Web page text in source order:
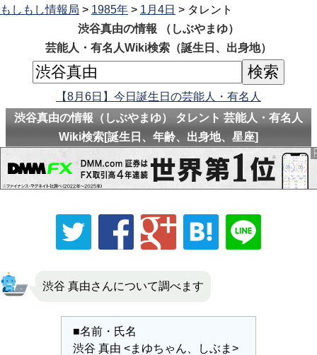
もしもし情報局 > 1985年 > 1月4日 > タレント
渋谷真由の情報 （しぶやまゆ）
芸能人・有名人Wiki検索（誕生日、出身地）
【8月6日】今日誕生日の芸能人・有名人
渋谷真由の情報（しぶやまゆ） タレント 芸能人・有名人
Wiki検索[誕生日、年齢、出身地、星座]
渋谷 真由さんについて調べます
■名前・氏名
渋谷 真由 <まゆちゃん、しぶま>